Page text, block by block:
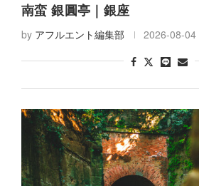
南蛮 銀圓亭｜銀座
by アフルエント編集部 2026-08-04